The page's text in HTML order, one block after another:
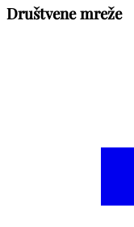
Društvene mreže